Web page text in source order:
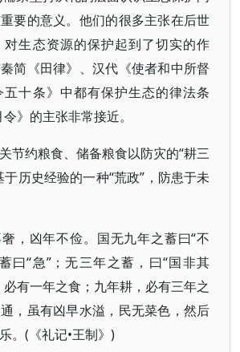
要的意义。他们的很多主张在后世
生态资源的保护起到了切实的作
简《田律》、汉代《使者和中所督
十条》中都有保护生态的律法条
》的主张非常接近。
节约粮食、储备粮食以防灾的“耕三
历史经验的一种“荒政”，防患于未
，凶年不俭。国无九年之蓄曰“不
曰“急”；无三年之蓄，曰“国非其
必有一年之食；九年耕，必有三年之
，虽有凶早水溢，民无菜色，然后
。(《礼记•王制》)